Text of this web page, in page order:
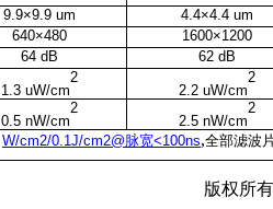
9.9×9.9 um 4.4×4.4 um
640×480 1600×1200
64 dB 62 dB
1.3 uW/cm
2
2.2 uW/cm
2
0.5 nW/cm
2
2.5 nW/cm
2
W/cm2/0.1J/cm2@脉宽<100ns,全部滤波
版权所